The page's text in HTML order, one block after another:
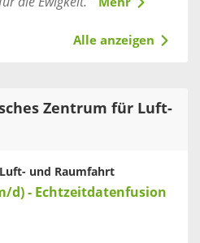
Alle anzeigen
Zentrum für Luft-
und Raumfahrt
- Echtzeitdatenfusion